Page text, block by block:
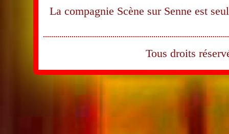
La compagnie Scène sur Senne est
Tous droits